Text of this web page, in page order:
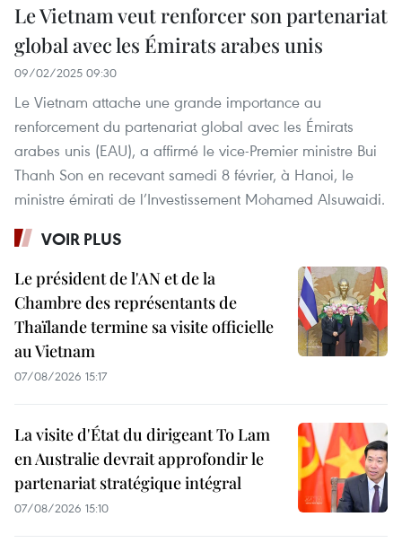
Le Vietnam veut renforcer son partenariat
global avec les Émirats arabes unis
09/02/2025 09:30
Le Vietnam attache une grande importance au
renforcement du partenariat global avec les Émirats
arabes unis (EAU), a affirmé le vice-Premier ministre Bui
Thanh Son en recevant samedi 8 février, à Hanoi, le
ministre émirati de l’Investissement Mohamed Alsuwaidi.
VOIR PLUS
Le président de l'AN et de la
Chambre des représentants de
Thaïlande termine sa visite officielle
au Vietnam
07/08/2026 15:17
La visite d'État du dirigeant To Lam
en Australie devrait approfondir le
partenariat stratégique intégral
07/08/2026 15:10